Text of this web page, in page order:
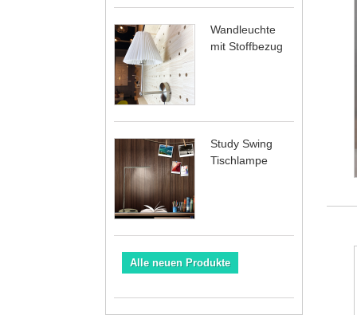
Wandleuchte
mit Stoffbezug
Study Swing
Tischlampe
Alle neuen Produkte